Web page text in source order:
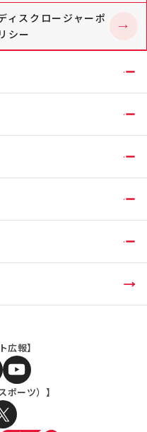
ィスクロージャーポ
リシー
広報】
ポーツ）】